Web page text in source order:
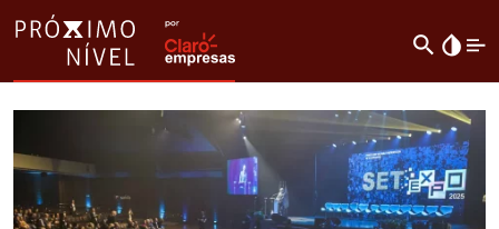
search invert_colors